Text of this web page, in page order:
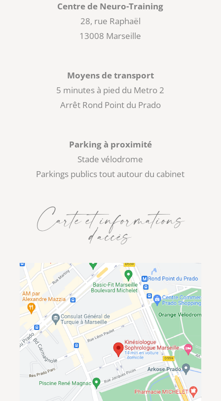
Centre de Neuro-Training
28, rue Raphaël
13008 Marseille
Moyens de transport
5 minutes à pied du Metro 2
Arrêt Rond Point du Prado
Parking à proximité
Stade vélodrome
Parkings publics tout autour du cabinet
Carte et informations
d’accès